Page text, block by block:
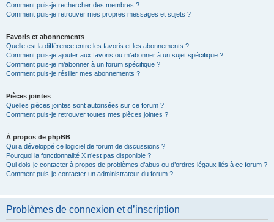
Comment puis-je rechercher des membres ?
Comment puis-je retrouver mes propres messages et sujets ?
Favoris et abonnements
Quelle est la différence entre les favoris et les abonnements ?
Comment puis-je ajouter aux favoris ou m’abonner à un sujet spécifique ?
Comment puis-je m’abonner à un forum spécifique ?
Comment puis-je résilier mes abonnements ?
Pièces jointes
Quelles pièces jointes sont autorisées sur ce forum ?
Comment puis-je retrouver toutes mes pièces jointes ?
À propos de phpBB
Qui a développé ce logiciel de forum de discussions ?
Pourquoi la fonctionnalité X n’est pas disponible ?
Qui dois-je contacter à propos de problèmes d’abus ou d’ordres légaux liés à ce forum ?
Comment puis-je contacter un administrateur du forum ?
Problèmes de connexion et d’inscription